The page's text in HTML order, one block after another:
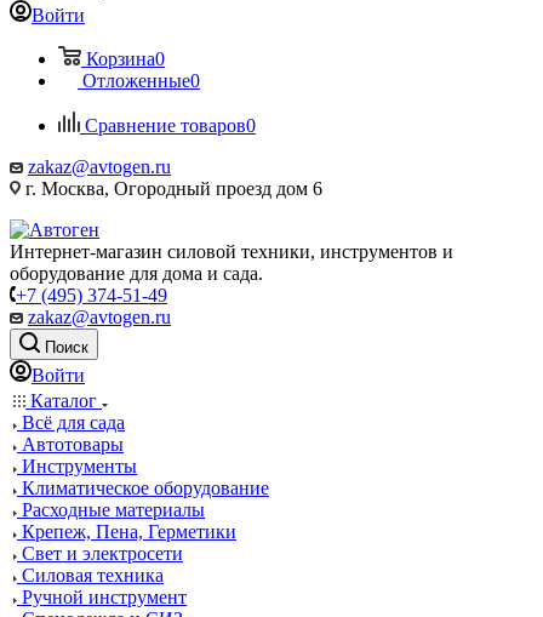
Войти
Корзина0
Отложенные0
Сравнение товаров0
zakaz@avtogen.ru
г. Москва, Огородный проезд дом 6
Интернет-магазин силовой техники, инструментов и
оборудование для дома и сада.
+7 (495) 374-51-49
zakaz@avtogen.ru
Поиск
Войти
Каталог
Всё для сада
Автотовары
Инструменты
Климатическое оборудование
Расходные материалы
Крепеж, Пена, Герметики
Свет и электросети
Силовая техника
Ручной инструмент